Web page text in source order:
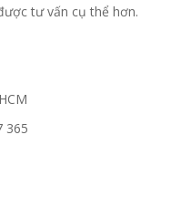
tư vấn cụ thể hơn.
365